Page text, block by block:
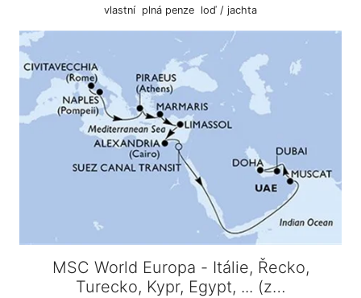
vlastní plná penze loď / jachta
MSC World Europa - Itálie, Řecko,
Turecko, Kypr, Egypt, ... (z…